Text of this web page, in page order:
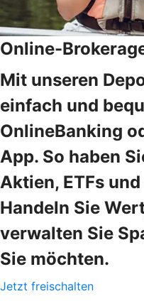
Online-
Mit unseren
einfach und
OnlineBanking
App. So haben
Aktien, ETFs
Handeln Sie
verwalten Sie
Sie möchten.
Jetzt freischalten